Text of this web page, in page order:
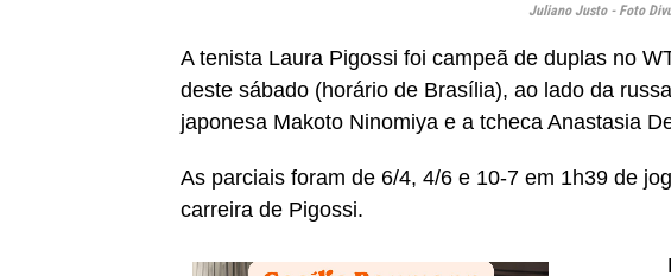
Juliano Justo - Foto
A tenista Laura Pigossi foi campeã de duplas no
deste sábado (horário de Brasília), ao lado da
japonesa Makoto Ninomiya e a tcheca Anastasia
As parciais foram de 6/4, 4/6 e 10-7 em 1h39 de
carreira de Pigossi.